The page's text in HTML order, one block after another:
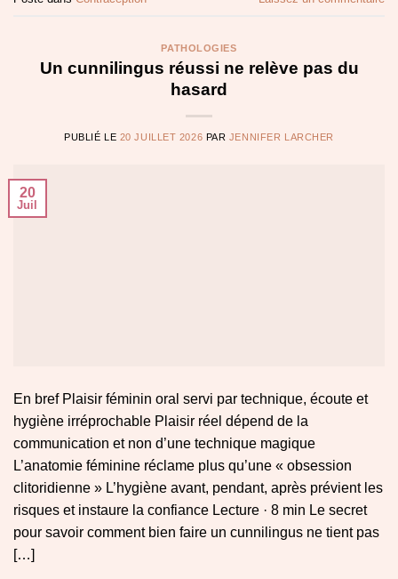
PATHOLOGIES
Un cunnilingus réussi ne relève pas du
hasard
PUBLIÉ LE 20 JUILLET 2026 PAR JENNIFER LARCHER
20
Juil
En bref Plaisir féminin oral servi par technique, écoute et
hygiène irréprochable Plaisir réel dépend de la
communication et non d’une technique magique
L’anatomie féminine réclame plus qu’une « obsession
clitoridienne » L’hygiène avant, pendant, après prévient les
risques et instaure la confiance Lecture · 8 min Le secret
pour savoir comment bien faire un cunnilingus ne tient pas
[…]